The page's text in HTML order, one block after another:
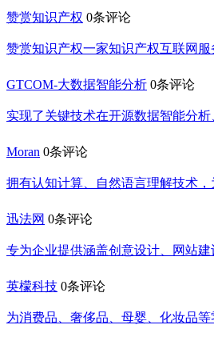
赞赏知识产权 0条评论
赞赏知识产权一家知识产权互联网服
GTCOM-大数据智能分析 0条评论
实现了关键技术在开源数据智能分
Moran 0条评论
拥有认知计算、自然语言理解技术
迅法网 0条评论
专为企业提供涵盖创意设计、网站
英檬科技 0条评论
为消费品、奢侈品、母婴、化妆品